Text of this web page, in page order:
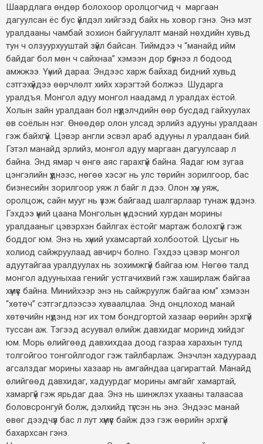
Шаардлага өндөр болохоор оролцогчид ч маргаан
дагуулсан ёс бус үйлдэл хийгээд байх нь ховор гэнэ. Энэ мэт
уралдааны чамбай зохион байгуулалт манай нөхдийн хувьд
тун ч олзуурхууштай зүйл байсан. Тиймдээ ч “манайд ийм
байдаг бол мөн ч сайхнаа” хэмээн дор бүрнээ л бодоод
амжжээ. Үүний дараа: Эндээс харж байхад бидний хувьд
сэтгэхүйдээ өөрчлөлт хийх хэрэгтэй болжээ. Шударга
уралдъя. Монгол адуу монгол наадамд л уралдах ёстой.
Холын зайн уралдаан бол нүүдэлчдийн өөр бусдад гайхуулах
өв соёлын нэг. Өнөөдөр олон улсад эрлийз адууны уралдаан
гэж байхгүй. Цэвэр англи эсвэл араб адууны л уралдаан бий.
Гэтэл манайд эрлийз, монгол адуу маргаан дагуулсаар л
байна. Энд ямар ч өнгө аяс гарахгүй байна. Яадаг юм зугаа
цэнгэлийн үүднээс, нөгөө хэсэг нь улс төрийн зорилгоор, бас
бизнесийн зорилгоор уяж л байг л дээ. Олон хүн уяж,
оролцож, сайн мууг нь үзэж байгаад шалгарлаар тунаж үлдэнэ.
Гэхдээ үүний цаана Монголын үндэсний хурдан морины
уралдааныг цэвэрхэн байлгах ёстойг мартаж болохгүй гэж
боддог юм. Энэ нь хүний ухамсартай холбоотой. Цусыг нь
холиод сайжруулаад авчирч болно. Гэхдээ цэвэр монгол
адуутайгаа уралдуулах нь зохимжгүй байгаа юм. Нөгөө талд
монгол адууныхаа генийг устгачихвий гэж хаширлаж байгаа
хүмүүс байна. Минийхээр энэ нь сайжруулж байгаа юм” хэмээн
“хөтөч” сэтгэгдлээсээ хуваалцлаа. Энд онцлоход манай
хөтөчийн нүдэнд нэг их том бондгортой хазаар өөрийн эрхгүй
туссан аж. Тэгээд асуувал өлийж давхидаг моринд хийдэг
юм. Морь өлийгөөд давхихдаа доод газраа харахын тулд
толгойгоо тонгойлгодог гэж тайлбарлаж. Энэчлэн хадуураад
агсалздаг морины хазаар нь амгайндаа цагирагтай. Манайд
өлийгөөд давхидаг, хадуурдаг морины амгайг хамартай,
хамаргүй гэж ярьдаг даа. Энэ нь шинжлэх ухааны талаасаа
боловсронгуй болж, дэлхийд түгсэн нь энэ. Эндээс манай
өвөг дээдчүүл бас л лут хүмүүс байж дээ гэж өөрийн эрхгүй
бахархсан гэнэ.